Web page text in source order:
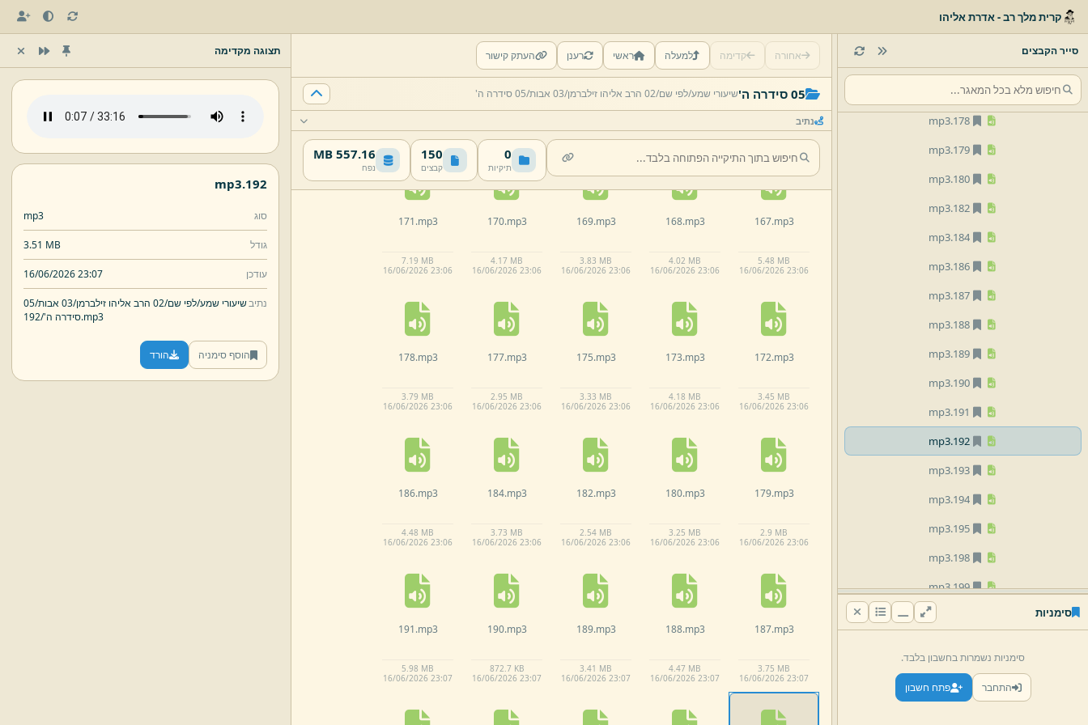
קרית מלך רב - אדרת אליהו
סייר הקבצים
173.
mp3
177.
178.
mp3
179.
mp3
180.
mp3
182.
mp3
184.
mp3
186.
mp3
187.
mp3
188.
mp3
189.
mp3
190.
mp3
191.
mp3
192.
mp3
193.
mp3
194.
mp3
195.
mp3
198.
mp3
199.
mp3
mp3
202.
mp3
203.
mp3
סימניות
סימניות נשמרות בחשבון בלבד.
התחבר פתח חשבון
אחורה קדימה למעלה ראשי רענן העתק קישור
05 סידרה ה' שיעורי שמע/לפי שם/02 הרב אליהו זילברמן/ 03 אבות/ 05 סידרה ה'
נתיב
0
תיקיות
150
קבצים
557.16 MB
נפח
16/06/2026 23:06
16/06/2026 23:06
16/06/2026 23:06
16/06/2026 23:06
16/06/2026 23:06
167.mp3
5.48 MB
16/06/2026 23:06
168.mp3
4.02 MB
16/06/2026 23:06
169.mp3
3.83 MB
16/06/2026 23:06
170.mp3
4.17 MB
16/06/2026 23:06
171.mp3
7.19 MB
16/06/2026 23:06
172.mp3
3.45 MB
16/06/2026 23:06
173.mp3
4.18 MB
16/06/2026 23:06
175.mp3
3.33 MB
16/06/2026 23:06
177.mp3
2.95 MB
16/06/2026 23:06
178.mp3
3.79 MB
16/06/2026 23:06
179.mp3
2.9 MB
16/06/2026 23:06
180.mp3
3.25 MB
16/06/2026 23:06
182.mp3
2.54 MB
16/06/2026 23:06
184.mp3
3.73 MB
16/06/2026 23:06
186.mp3
4.48 MB
16/06/2026 23:06
187.mp3
3.75 MB
16/06/2026 23:07
188.mp3
4.47 MB
16/06/2026 23:07
189.mp3
3.41 MB
16/06/2026 23:07
190.mp3
872.7 KB
16/06/2026 23:07
191.mp3
5.98 MB
16/06/2026 23:07
תצוגה מקדימה
192.
mp3
סוג mp3
גודל 3.51 MB
עודכן 16/06/2026 23:07
נתיבשיעורי שמע/לפי שם/02 הרב אליהו זילברמן/ 03 אבות/
05
סידרה ה'/192.mp3
הוסף סימניה הורד